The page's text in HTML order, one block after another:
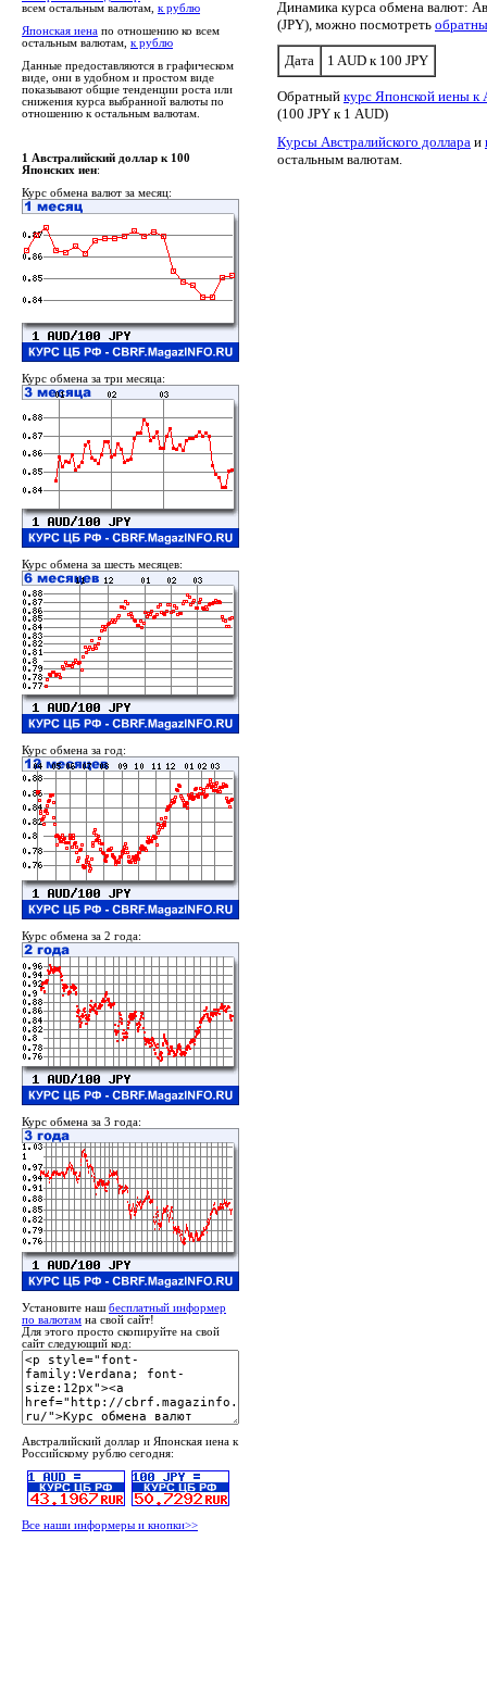
всем остальным валютам, к рублю
Японская иена по отношению ко всем
остальным валютам, к рублю
Данные предоставляются в графическом
виде, они в удобном и простом виде
показывают общие тенденции роста или
снижения курса выбранной валюты по
отношению к остальным валютам.
Динамика курса обмена валют:
(JPY), можно посмотреть
Дата 1 AUD к 100 JPY
Обратный курс Японской иены к
(100 JPY к 1 AUD)
Курсы Австралийского доллара и
остальным валютам.
1 Австралийский доллар к 100
Японских иен:
Курс обмена валют за месяц:
Курс обмена за три месяца:
Курс обмена за шесть месяцев:
Курс обмена за год:
Курс обмена за 2 года:
Курс обмена за 3 года:
Установите наш бесплатный информер
по валютам на свой сайт!
Для этого просто скопируйте на свой
сайт следующий код:
Австралийский доллар и Японская иена к
Российскому рублю сегодня:
Все наши информеры и кнопки>>